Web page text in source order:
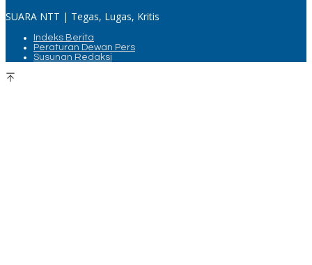
SUARA NTT | Tegas, Lugas, Kritis
Indeks Berita
Peraturan Dewan Pers
Susunan Redaksi